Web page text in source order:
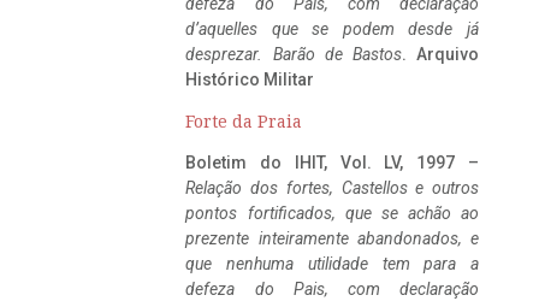
d’aquelles que se podem desde já
desprezar. Barão de Bastos. Arquivo
Histórico Militar
Forte da Praia
Boletim do IHIT, Vol. LV, 1997 –
Relação dos fortes, Castellos e outros
pontos fortificados, que se achão ao
prezente inteiramente abandonados, e
que nenhuma utilidade tem para a
defeza do Pais, com declaração